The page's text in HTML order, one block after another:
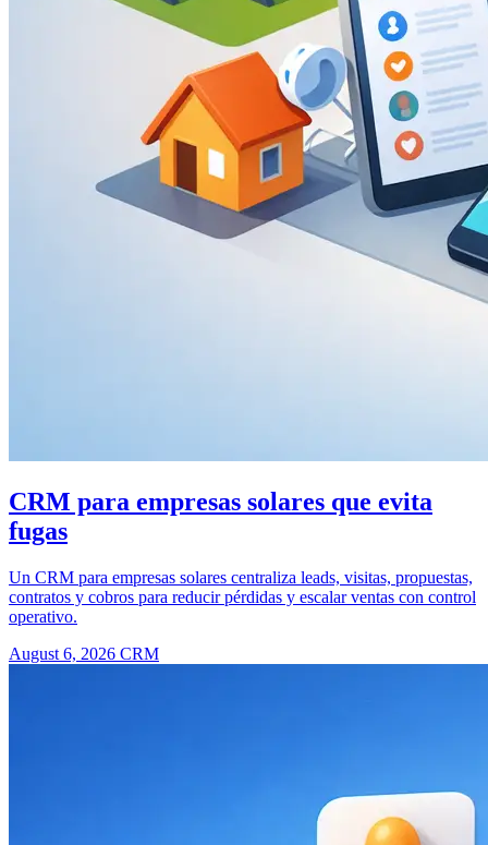
CRM para empresas solares que evita
fugas
Un CRM para empresas solares centraliza leads, visitas, propuestas,
contratos y cobros para reducir pérdidas y escalar ventas con control
operativo.
August 6, 2026 CRM